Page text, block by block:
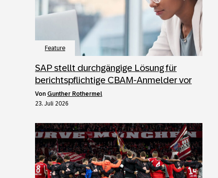
Feature
SAP stellt durchgängige Lösung für
berichtspflichtige CBAM-Anmelder vor
von Gunther Rothermel
23. Juli 2026